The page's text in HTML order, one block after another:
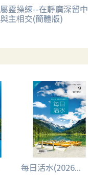
屬靈操練--在靜廣深留中
與主相交(簡體版)
每日活水(2026...